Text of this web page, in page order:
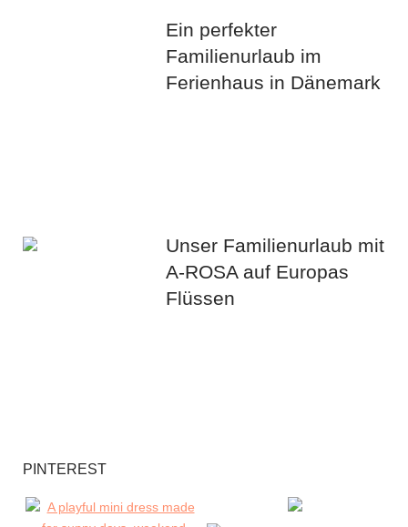
Ein perfekter
Familienurlaub im
Ferienhaus in Dänemark
Unser Familienurlaub mit
A-ROSA auf Europas
Flüssen
PINTEREST